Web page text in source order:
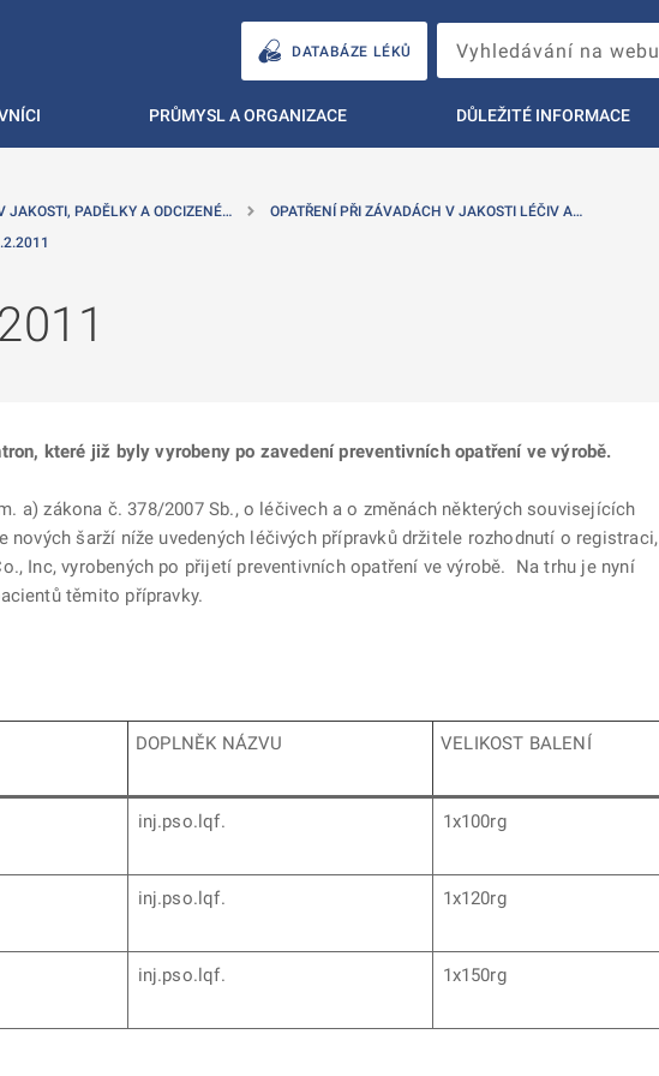
DATABÁZE LÉKŮ
PRŮMYSL A ORGANIZACE DŮLEŽITÉ INFORMACE
JAKOSTI, PADĚLKY A ODCIZENÉ…
OPATŘENÍ PŘI ZÁVADÁCH V JAKOSTI LÉČIV A…
které již byly vyrobeny po zavedení preventivních opatření ve výrobě.
a) zákona č. 378/2007 Sb., o léčivech a o změnách některých souvisejících
šarží níže uvedených léčivých přípravků držitele rozhodnutí o registraci,
Inc, vyrobených po přijetí preventivních opatření ve výrobě. Na trhu je nyní
těmito přípravky.
DOPLNĚK NÁZVU VELIKOST BALENÍ
inj.pso.lqf. 1x100rg
inj.pso.lqf. 1x120rg
inj.pso.lqf. 1x150rg